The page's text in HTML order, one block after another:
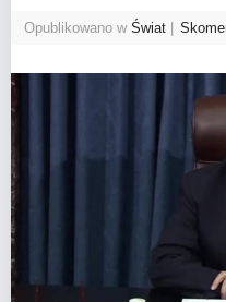
Opublikowano w Świat